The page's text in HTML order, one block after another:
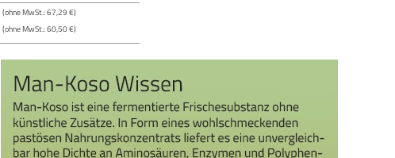
(ohne MwSt.: 67,29 €)
(ohne MwSt.: 60,50 €)